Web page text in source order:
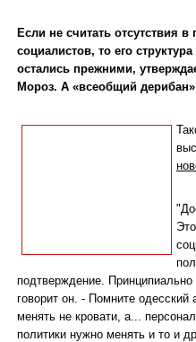
Если не считать отсутствия
социалистов, то его
остались прежними,
Мороз. А «всеобщий
подтверждение.
говорит он. - Помните
менять не кровати, а...
политики нужно менять и то и